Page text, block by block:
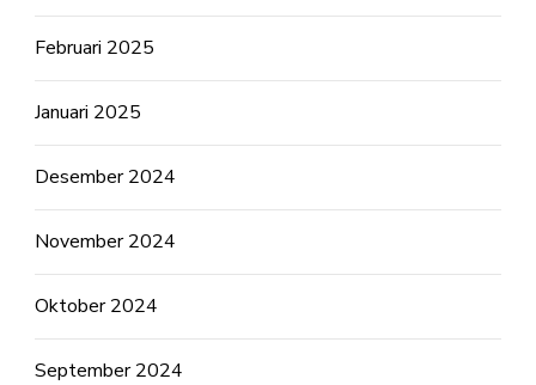
Februari 2025
Januari 2025
Desember 2024
November 2024
Oktober 2024
September 2024